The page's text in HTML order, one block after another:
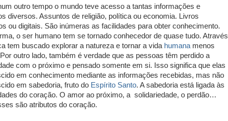
outro tempo o mundo teve acesso a tantas informações e
diversos. Assuntos de religião, política ou economia. Livros
ou digitais. São inúmeras as facilidades para obter conhecimento.
o ser humano tem se tornado conhecedor de quase tudo. Através
tem buscado explorar a natureza e tornar a vida humanamenos
outro lado, também é verdade que as pessoas têm perdido a
com o próximo e pensado somente em si. Isso significa que elas
em conhecimento mediante as informações recebidas, mas não
em sabedoria, fruto do Espírito Santo. A sabedoria está ligada às
do coração. O amor ao próximo, a solidariedade, o perdão…
são atributos do coração.